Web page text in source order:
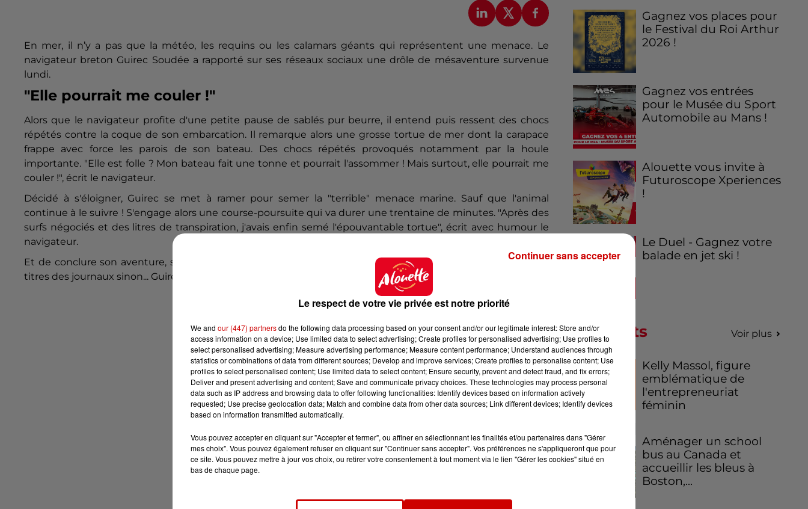
En mer, il n’y a pas que la météo, les requins ou les calamars géants qui représentent une menace. Le
navigateur breton Guirec Soudée a rapporté sur ses réseaux sociaux une drôle de mésaventure survenue
lundi.
"Elle pourrait me couler !"
Alors que le navigateur profite d'une petite pause de sablés pur beurre, il entend puis ressent des chocs
répétés contre la coque de son embarcation. Il remarque alors une grosse tortue de mer dont la carapace
frappe avec force les parois de son bateau. Des chocs répétés provoqués notamment par la houle
importante. "Elle est folle ? Mon bateau fait une tonne et pourrait l'assommer ! Mais surtout, elle pourrait me
couler !", écrit le navigateur.
Décidé à s'éloigner, Guirec se met à ramer pour semer la "terrible" menace marine. Sauf que l'animal
continue à le suivre ! S'engage alors une course-poursuite qui va durer une trentaine de minutes. "Après des
surfs négociés et des litres de transpiration, j'avais enfin semé l'épouvantable tortue", écrit avec humour le
navigateur.
Et de conclure son aventure, sur le même ton : "Heureusement tout s'est bien terminé, imaginez les gros
titres des journaux sinon... Guirec Soudée fait naufrage, attaqué par une tortue kamikaze !"
Gagnez vos places pour
le Festival du Roi Arthur
2026 !
Gagnez vos entrées
pour le Musée du Sport
Automobile au Mans !
Alouette vous invite à
Futuroscope Xperiences
!
Le Duel - Gagnez votre
balade en jet ski !
Podcasts Voir plus
Kelly Massol, figure
emblématique de
l'entrepreneuriat
féminin
Aménager un school
bus au Canada et
accueillir les bleus à
Boston,...
Le respect de votre vie privée est notre priorité
We and our (447) partnersdo the following data processing based on your consent and/or our legitimate interest: Store and/or
access information on a device; Use limited data to select advertising; Create profiles for personalised advertising; Use profiles to
select personalised advertising; Measure advertising performance; Measure content performance; Understand audiences through
statistics or combinations of data from different sources; Develop and improve services; Create profiles to personalise content; Use
profiles to select personalised content; Use limited data to select content; Ensure security, prevent and detect fraud, and fix errors;
Deliver and present advertising and content; Save and communicate privacy choices. These technologies may process personal
data such as IP address and browsing data to offer following functionalities: Identify devices based on information actively
requested; Use precise geolocation data; Match and combine data from other data sources; Link different devices; Identify devices
based on information transmitted automatically.
Vous pouvez accepter en cliquant sur "Accepter et fermer", ou affiner en sélectionnant les finalités et/ou partenaires dans "Gérer
mes choix". Vous pouvez également refuser en cliquant sur "Continuer sans accepter". Vos préférences ne s'appliqueront que pour
ce site. Vous pouvez mettre à jour vos choix, ou retirer votre consentement à tout moment via le lien "Gérer les cookies" situé en
bas de chaque page.
Continuer sans accepter